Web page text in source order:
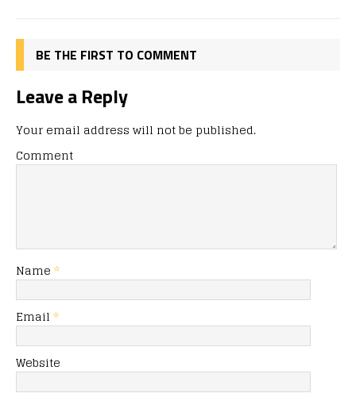
BE THE FIRST TO COMMENT
Leave a Reply
Your email address will not be published.
Comment
Name *
Email *
Website